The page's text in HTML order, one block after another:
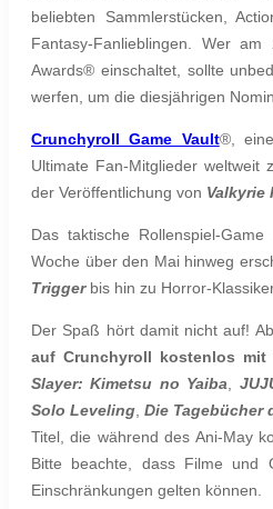
beliebten Sammlerstücken,
Fantasy-Fanlieblingen. Wer
Awards® einschaltet, sollte
werfen, um die diesjährigen
Crunchyroll Game Vault®,
Ultimate Fan-Mitglieder weltweit
der Veröffentlichung von Valkyrie
Das taktische Rollenspiel-
Woche über den Mai hinweg
Triggerbis hin zu Horror-
Der Spaß hört damit nicht auf!
auf Crunchyroll kostenlos mit
Slayer: Kimetsu no Yaiba
Solo Leveling ,Die Tagebücher
Titel, die während des Ani-May
Bitte beachte, dass Filme und
Einschränkungen gelten können.